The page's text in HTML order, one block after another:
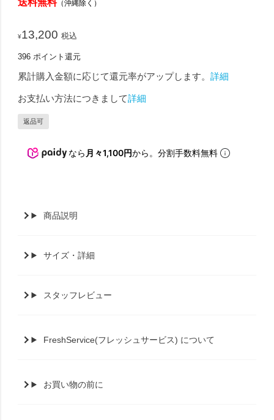
送料無料（沖縄除く）
¥13,200 税込
396 ポイント還元
累計購入金額に応じて還元率がアップします。詳細
お支払い方法につきまして詳細
返品可
なら 月々1,100円から。分割手数料無料
商品説明
サイズ・詳細
スタッフレビュー
FreshService(フレッシュサービス) について
お買い物の前に